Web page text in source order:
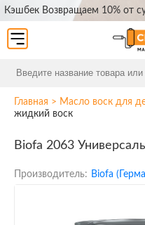
Кэшбек Возвращаем 10% от
Главная > Масло воск для
жидкий воск
Biofa 2063
Производитель: Biofa